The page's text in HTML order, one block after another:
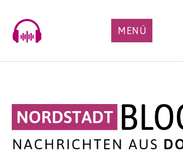
content
MENÜ